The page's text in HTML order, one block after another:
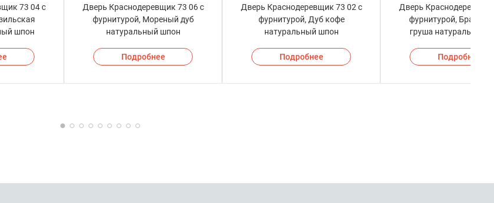
73 04 с
шпон
Дверь Краснодеревщик 73 06 с
фурнитурой, Мореный дуб
натуральный шпон
Подробнее
Дверь Краснодеревщик 73 02 с
фурнитурой, Дуб кофе
натуральный шпон
Подробнее
Дверь Краснодеревщик
фурнитурой,
груша натуральный
Подробнее